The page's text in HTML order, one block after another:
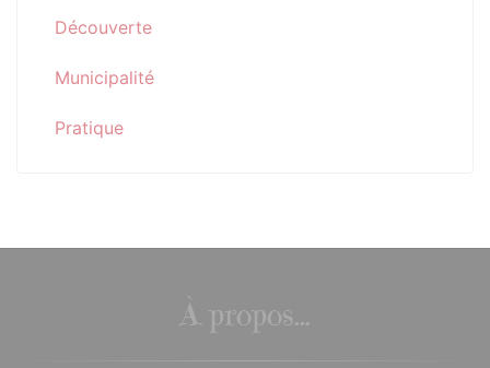
Découverte
Municipalité
Pratique
À propos...